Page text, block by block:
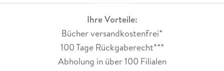
Ihre Vorteile:
Bücher versandkostenfrei*
100 Tage Rückgaberecht***
Abholung in über 100 Filialen